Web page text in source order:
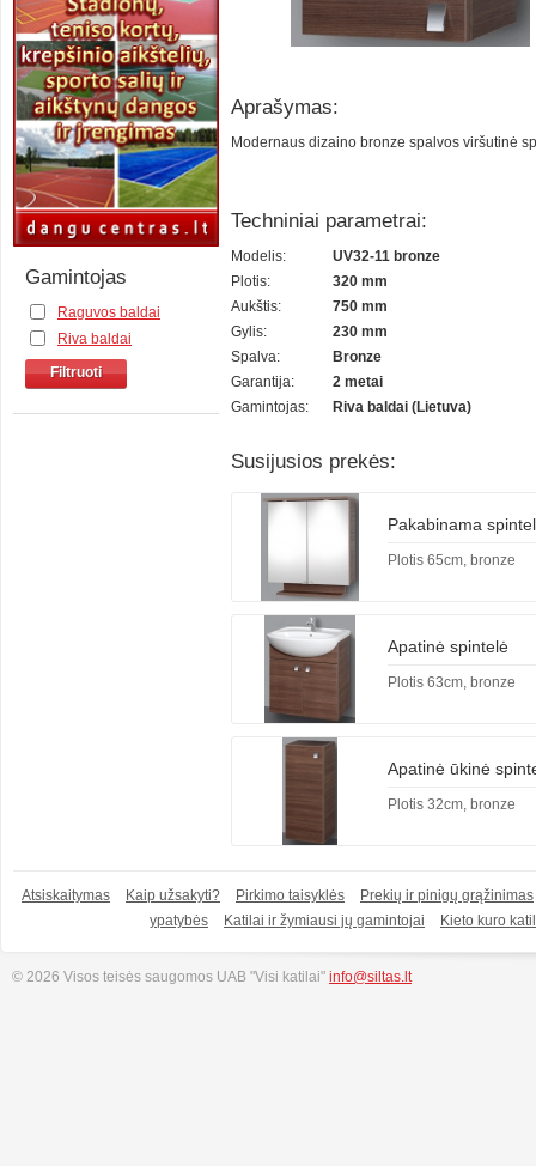
Gamintojas
Raguvos baldai
Riva baldai
Filtruoti
Aprašymas:
Modernaus dizaino bronze spalvos viršutinė
Techniniai parametrai:
Modelis:
UV32-11 bronze
Plotis:
320 mm
Aukštis:
750 mm
Gylis:
230 mm
Spalva:
Bronze
Garantija:
2 metai
Gamintojas:
Riva baldai (Lietuva)
Susijusios prekės:
Pakabinama
Plotis 65cm, bronze
Apatinė spintelė
Plotis 63cm, bronze
Apatinė ūkinė
Plotis 32cm, bronze
Atsiskaitymas Kaip užsakyti? Pirkimo taisyklės
Prekių ir pinigų grąžinimas
ypatybės
Katilai ir žymiausi jų gamintojai Kieto kuro
© 2026 Visos teisės saugomos UAB "Visi katilai" info@siltas.lt